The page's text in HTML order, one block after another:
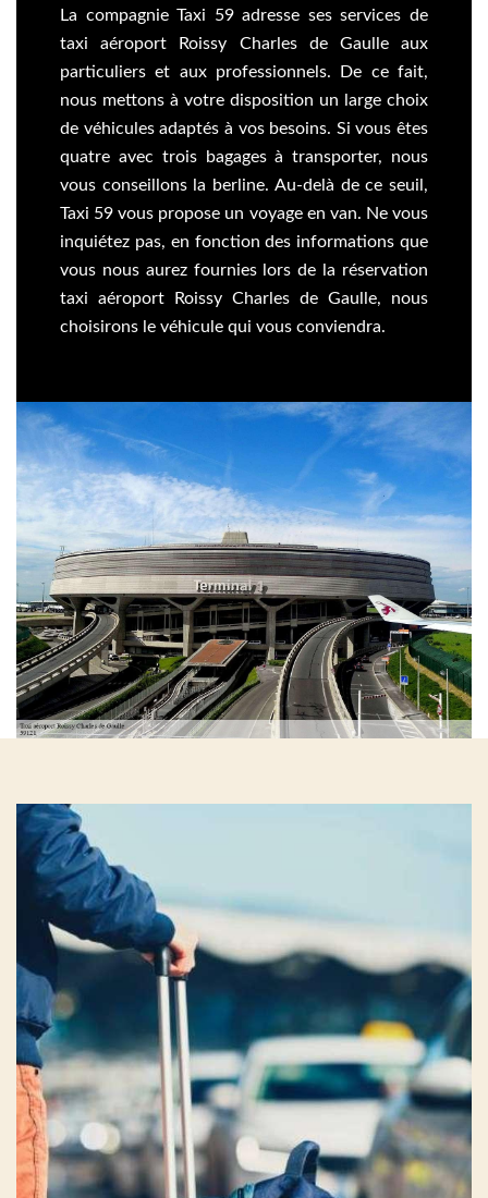
La compagnie Taxi 59 adresse ses services de
taxi aéroport Roissy Charles de Gaulle aux
particuliers et aux professionnels. De ce fait,
nous mettons à votre disposition un large choix
de véhicules adaptés à vos besoins. Si vous êtes
quatre avec trois bagages à transporter, nous
vous conseillons la berline. Au-delà de ce seuil,
Taxi 59 vous propose un voyage en van. Ne vous
inquiétez pas, en fonction des informations que
vous nous aurez fournies lors de la réservation
taxi aéroport Roissy Charles de Gaulle, nous
choisirons le véhicule qui vous conviendra.